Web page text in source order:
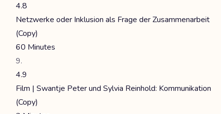
4.8
Netzwerke oder Inklusion als Frage der Zusammenarbeit
(Copy)
60 Minutes
4.9
Film | Swantje Peter und Sylvia Reinhold: Kommunikation
(Copy)